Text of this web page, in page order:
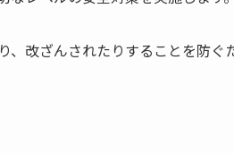
改ざんされたりすることを防ぐ